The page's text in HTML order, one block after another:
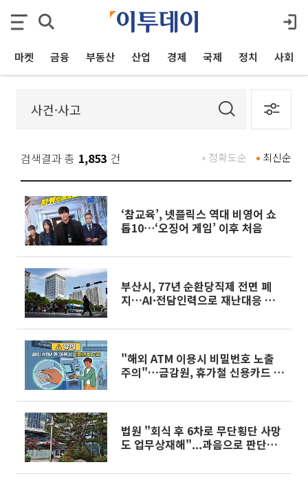
마켓 금융 부동산 산업 경제 국제 정치 사회
검색결과 총 1,853 건 최신순
정확도순
‘참교육’, 넷플릭스 역대 비영어 쇼
톱10⋯‘오징어 게임’ 이후 처음
부산시, 77년 순환당직제 전면 폐
지…AI·전담인력으로 재난대응 혁
"해외 ATM 이용시 비밀번호 노출
주의"…금감원, 휴가철 신용카드 안
법원 "회식 후 6차로 무단횡단 사망
도 업무상재해"...과음으로 판단능